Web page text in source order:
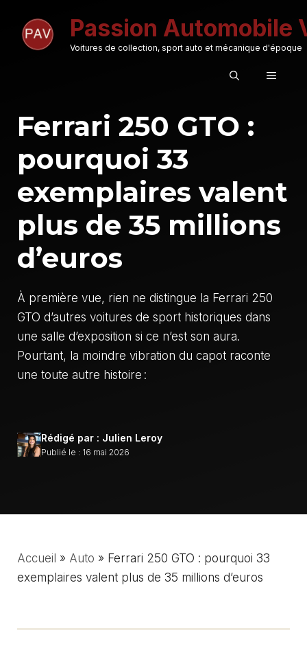
contenu
Passion Automobile
Voitures de collection, sport auto et mécanique d'époque
MENU
Ferrari 250 GTO :
pourquoi 33
exemplaires valent
plus de 35 millions
d’euros
À première vue, rien ne distingue la Ferrari 250
GTO d’autres voitures de sport historiques dans
une salle d’exposition si ce n’est son aura.
Pourtant, la moindre vibration du capot raconte
une toute autre histoire :
Rédigé par : Julien Leroy
Publié le : 16 mai 2026
Accueil » Auto » Ferrari 250 GTO : pourquoi 33
exemplaires valent plus de 35 millions d’euros